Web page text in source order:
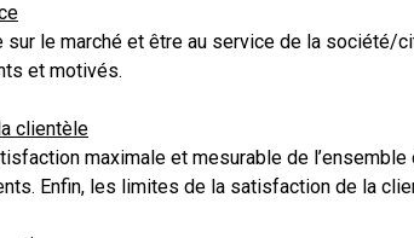
sur le marché et être au service de la
et motivés.
clientèle
maximale et mesurable de
Enfin, les limites de la satisfaction de la